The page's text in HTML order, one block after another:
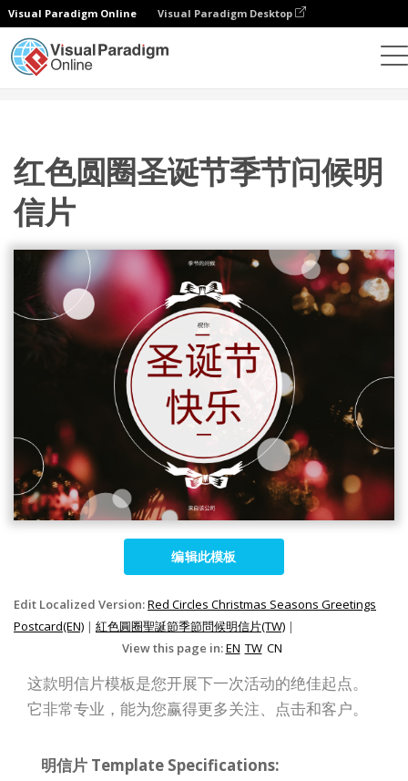
Visual Paradigm Online Visual Paradigm Desktop
红色圆圈圣诞节季节问候明
信片
编辑此模板
Edit Localized Version:Red Circles Christmas Seasons Greetings
Postcard(EN) | 紅色圓圈聖誕節季節問候明信片(TW) |
View this page in:EN TW CN
这款明信片模板是您开展下一次活动的绝佳起点。
它非常专业，能为您赢得更多关注、点击和客户。
明信片 Template Specifications: